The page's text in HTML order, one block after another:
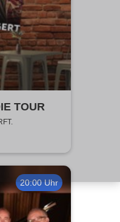
TOUR
20:00 Uhr